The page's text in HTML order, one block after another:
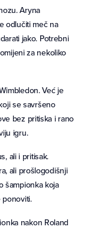
Aryna
odlučiti meč na
jako. Potrebni
za nekoliko
Već je
se savršeno
bez pritiska i rano
igru.
ali i pritisak.
ali prošlogodišnji
šampionka koja
nakon Roland